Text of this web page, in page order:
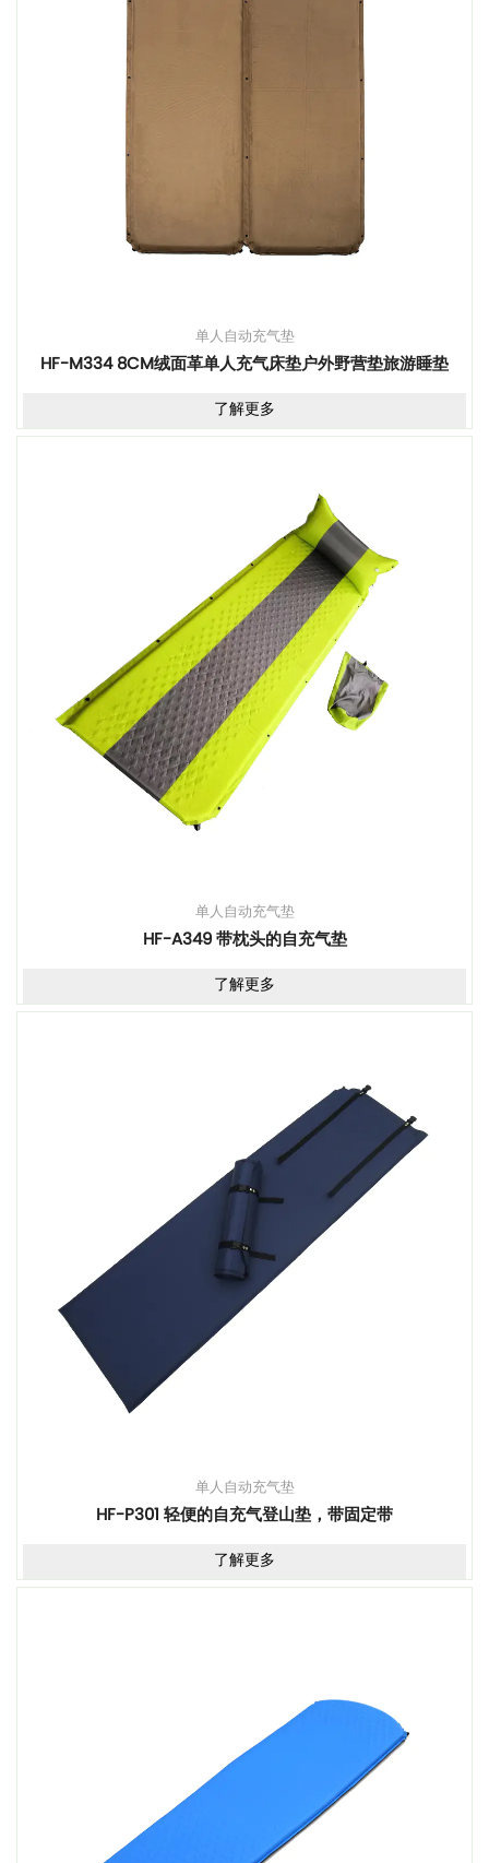
单人自动充气垫
HF-M334 8CM绒面革单人充气床垫户外野营垫旅游睡垫
了解更多
单人自动充气垫
HF-A349 带枕头的自充气垫
了解更多
单人自动充气垫
HF-P301 轻便的自充气登山垫，带固定带
了解更多